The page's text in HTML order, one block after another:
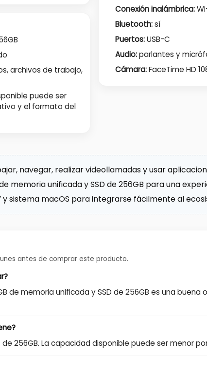
archivos de trabajo,
puede ser
y el formato del
Conexión inalámbrica:
Bluetooth:sí
Puertos:USB-C
Audio:parlantes y
Cámara:FaceTime HD
navegar, realizar videollamadas y usar
memoria unificada y SSD de 256GB para una
y sistema macOS para integrarse fácilmente al
antes de comprar este producto.
de memoria unificada y SSD de 256GB es una
de 256GB. La capacidad disponible puede ser menor